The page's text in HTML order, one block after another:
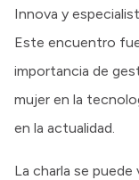
Innova y
Este encuentro
importancia de
mujer en la
en la actualidad.
La charla se puede